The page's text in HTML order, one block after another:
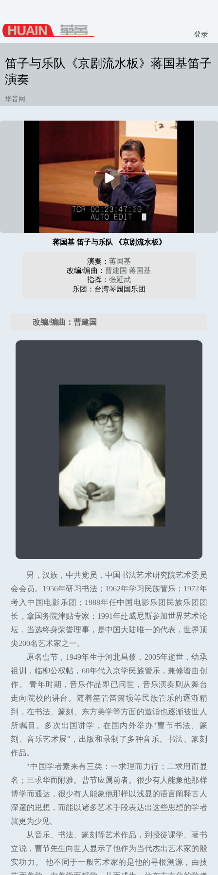
登录
笛子与乐队《京剧流水板》蒋国基笛子
演奏
华音网
播
放
蒋国基 笛子与乐队 《京剧流水板》
演奏： 蒋国基
改编/编曲：曹建国 蒋国基
指挥： 张延武
乐团：台湾琴园国乐团
改编/编曲：曹建国
男，汉族，中共党员，中国书法艺术研究院艺术委员
会会员。1956年研习书法；1962年学习民族管乐；1972年
考入中国电影乐团；1988年任中国电影乐团民族乐团团
长，拿国务院津贴专家；1991年赴威尼斯参加世界艺术论
坛，当选终身荣誉理事，是中国大陆唯一的代表，世界顶
尖200名艺术家之一。
原名曹节，1949年生于河北昌黎，2005年逝世，幼承
祖训，临柳公权帖，60年代入京学民族管乐，兼修谱曲创
作。 青年时期，音乐作品即已问世，音乐演奏则从舞台
走向院校的讲台。随着笙管笛箫埙等民族管乐的逐渐精
到，在书法、篆刻、东方美学等方面的造诣也逐渐被世人
所瞩目。多次出国讲学，在国内外举办"曹节书法、篆
刻、音乐艺术展"，出版和录制了多种音乐、书法、篆刻
作品。
"中国学者素来有三类：一求理而力行；二求用而显
名；三求华而附雅。曹节应属前者。很少有人能象他那样
博学而通达，很少有人能象他那样以浅显的语言阐释古人
深邃的思想，而能以诸多艺术手段表达出这些思想的学者
就更为少见。
从音乐、书法、篆刻等艺术作品，到授徒课学、著书
立说，曹节先生向世人显示了他作为当代杰出艺术家的殷
实功力。 他不同于一般艺术家的是他的寻根溯源，由技